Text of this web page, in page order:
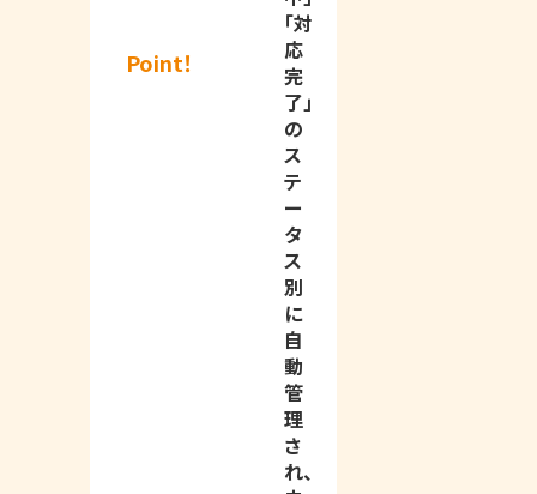
Point！
「対
応
完
了」
の
ス
テ
ー
タ
ス
別
に
自
動
管
理
さ
れ、